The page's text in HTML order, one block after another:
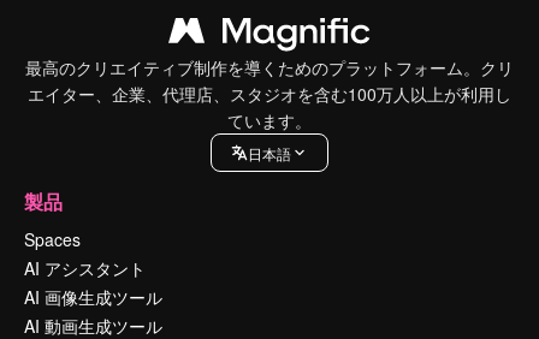
最高のクリエイティブ制作を導くためのプラットフォーム。クリ
エイター、企業、代理店、スタジオを含む100万人以上が利用し
ています。
日本語
製品
Spaces
AI アシスタント
AI 画像生成ツール
AI 動画生成ツール